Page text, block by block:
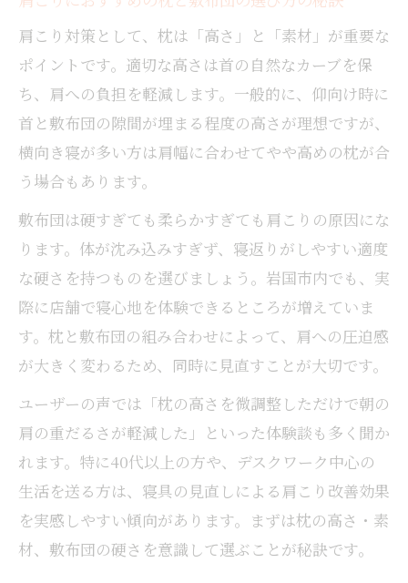
肩こり対策として、枕は「高さ」と「素材」が重要な
ポイントです。適切な高さは首の自然なカーブを保
ち、肩への負担を軽減します。一般的に、仰向け時に
首と敷布団の隙間が埋まる程度の高さが理想ですが、
横向き寝が多い方は肩幅に合わせてやや高めの枕が合
う場合もあります。
敷布団は硬すぎても柔らかすぎても肩こりの原因にな
ります。体が沈み込みすぎず、寝返りがしやすい適度
な硬さを持つものを選びましょう。岩国市内でも、実
際に店舗で寝心地を体験できるところが増えていま
す。枕と敷布団の組み合わせによって、肩への圧迫感
が大きく変わるため、同時に見直すことが大切です。
ユーザーの声では「枕の高さを微調整しただけで朝の
肩の重だるさが軽減した」といった体験談も多く聞か
れます。特に40代以上の方や、デスクワーク中心の
生活を送る方は、寝具の見直しによる肩こり改善効果
を実感しやすい傾向があります。まずは枕の高さ・素
材、敷布団の硬さを意識して選ぶことが秘訣です。